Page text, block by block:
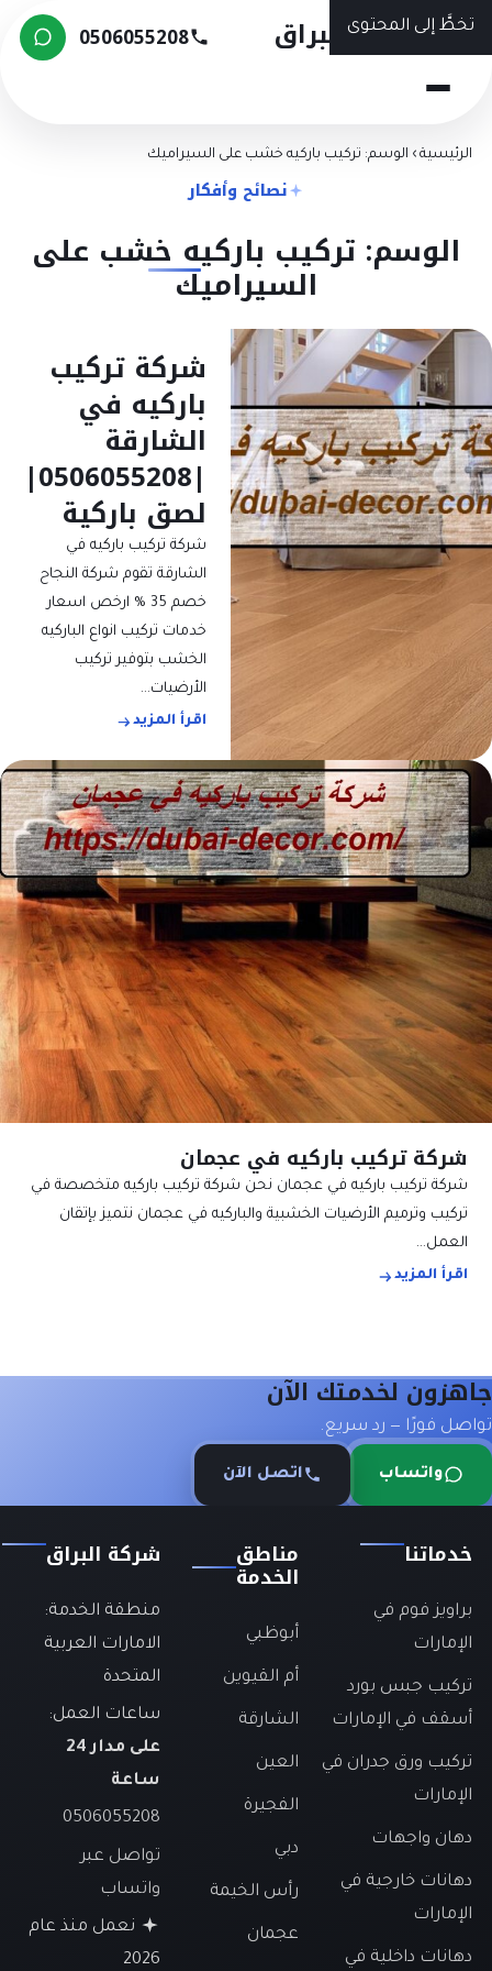
تخطَّ إلى المحتوى
شركة البراق 0506055208
الرئيسية › الوسم: تركيب باركيه خشب على السيراميك
نصائح وأفكار
الوسم: تركيب باركيه خشب على
السيراميك
شركة تركيب
باركيه في
الشارقة
|0506055208|
لصق باركية
شركة تركيب باركيه في
الشارقة تقوم شركة النجاح
خصم 35 % ارخص اسعار
خدمات تركيب انواع الباركيه
الخشب بتوفير تركيب
الأرضيات…
اقرأ المزيد
شركة تركيب باركيه في عجمان
شركة تركيب باركيه في عجمان نحن شركة تركيب باركيه متخصصة في
تركيب وترميم الأرضيات الخشبية والباركيه في عجمان نتميز بإتقان
العمل…
اقرأ المزيد
جاهزون لخدمتك الآن
تواصل فورًا — رد سريع.
واتساب اتصل الآن
خدماتنا
براويز فوم في
الإمارات
تركيب جبس بورد
أسقف في الإمارات
تركيب ورق جدران في
الإمارات
دهان واجهات
دهانات خارجية في
الإمارات
دهانات داخلية في
مناطق
الخدمة
أبوظبي
أم القيوين
الشارقة
العين
الفجيرة
دبي
رأس الخيمة
عجمان
شركة البراق
منطقة الخدمة:
الامارات العربية
المتحدة
ساعات العمل:
على مدار 24
ساعة
0506055208
تواصل عبر
واتساب
نعمل منذ عام
2026